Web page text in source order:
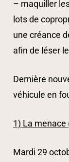
– maquiller
lots de
une créance
afin de léser
Dernière
véhicule en
1) La
Mardi 29